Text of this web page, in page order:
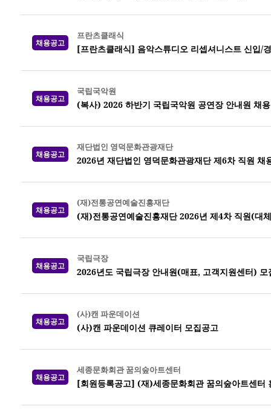
채용공고
프란츠클래식
[프란츠클래식] 음악스튜디오 리셉셔니스트 신입/
채용공고
국립국악원
(복사) 2026 하반기 국립국악원 공연장 안내원 채
채용공고
재단법인 영덕문화관광재단
2026년 재단법인 영덕문화관광재단 제6차 직원 채
채용공고
(재)전통공연예술진흥재단
(재)전통공연예술진흥재단 2026년 제4차 직원(대
채용공고
국립극장
2026년도 국립극장 안내원(매표, 고객지원센터) 모
채용공고
(사)캔 파운데이션
(사)캔 파운데이션 큐레이터 모집공고
채용공고
세종문화회관 꿈의숲아트센터
[회원등록공고] (재)세종문화회관 꿈의숲아트센터